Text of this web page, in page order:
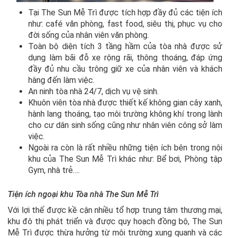
Tại The Sun Mễ Trì được tích hợp đầy đủ các tiện ích
như: café văn phòng, fast food, siêu thị, phục vụ cho
đời sống của nhân viên văn phòng.
Toàn bộ diện tích 3 tầng hầm của tòa nhà được sử
dụng làm bãi đỗ xe rộng rãi, thông thoáng, đáp ứng
đầy đủ nhu cầu trông giữ xe của nhân viên và khách
hàng đến làm việc.
An ninh tòa nhà 24/7, dịch vụ vệ sinh.
Khuôn viên tòa nhà được thiết kế không gian cây xanh,
hành lang thoáng, tạo môi trường không khí trong lành
cho cư dân sinh sống cũng như nhân viên công sở làm
việc.
Ngoài ra còn là rất nhiều những tiện ích bên trong nội
khu của The Sun Mễ Trì khác như: Bể bơi, Phòng tập
Gym, nhà trẻ….
Tiện ích ngoại khu Tòa nhà The Sun Mễ Trì
Với lợi thế được kề cận nhiều tổ hợp trung tâm thương mại,
khu đô thị phát triển và được quy hoạch đồng bộ, The Sun
Mễ Trì được thừa hưởng từ môi trường xung quanh và các